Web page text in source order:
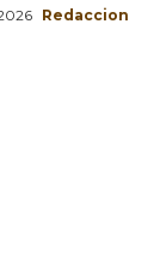
Redaccion